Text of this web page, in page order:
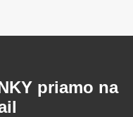
priamo na